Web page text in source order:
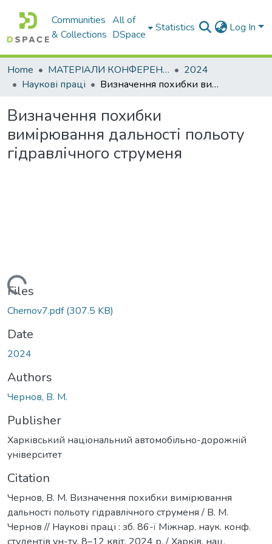
Communities
& Collections
All of
DSpace
Statistics Log In
Home МАТЕРІАЛИ КОНФЕРЕНЦІЙ
2024
Наукові праці
Визначення похибки вимірювання дальності польоту гідравлічного струменя
Визначення похибки
вимірювання дальності польоту
гідравлічного струменя
Loading...
Files
Chernov7.pdf(307.5 KB)
Date
2024
Authors
Чернов, В. М.
Publisher
Харківський національний автомобільно-дорожній
університет
Citation
Чернов, В. М. Визначення похибки вимірювання
дальності польоту гідравлічного струменя / В. М.
Чернов // Наукові праці : зб. 86-ї Міжнар. наук. конф.